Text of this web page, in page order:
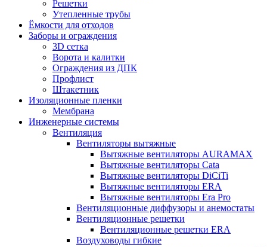
Решетки
Утепленные трубы
Ёмкости для отходов
Заборы и ограждения
3D сетка
Ворота и калитки
Ограждения из ДПК
Профлист
Штакетник
Изоляционные пленки
Мембрана
Инженерные системы
Вентиляция
Вентиляторы вытяжные
Вытяжные вентиляторы AURAMAX
Вытяжные вентиляторы Cata
Вытяжные вентиляторы DiCiTi
Вытяжные вентиляторы ERA
Вытяжные вентиляторы Era Pro
Вентиляционные диффузоры и анемостаты
Вентиляционные решетки
Вентиляционные решетки ERA
Воздуховоды гибкие